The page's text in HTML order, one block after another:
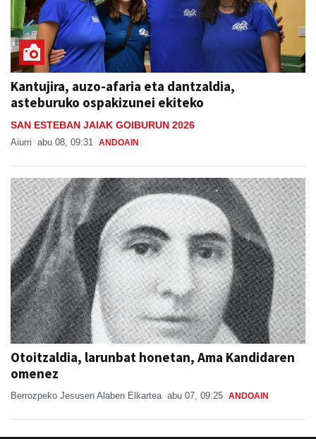
Kantujira, auzo-afaria eta dantzaldia,
asteburuko ospakizunei ekiteko
SAN ESTEBAN JAIAK GOIBURUN 2026
Aiurri abu 08, 09:31 ANDOAIN
Otoitzaldia, larunbat honetan, Ama Kandidaren
omenez
Berrozpeko Jesusen Alaben Elkartea abu 07, 09:25 ANDOAIN